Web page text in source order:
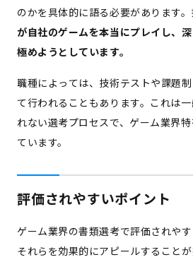
のかを具体的に語る必要があります
が自社のゲームを本当にプレイし、
極めようとしています。
職種によっては、技術テストや課題
て行われることもあります。これは
れない選考プロセスで、ゲーム業界
ています。
評価されやすいポイント
ゲーム業界の書類選考で評価されやす
それらを効果的にアピールすること